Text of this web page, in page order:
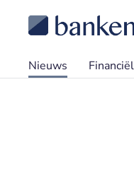
Nieuws